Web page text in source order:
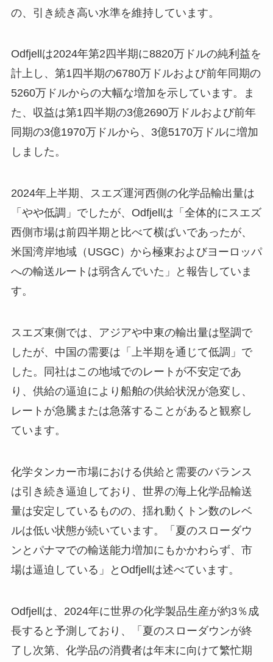
の、引き続き高い水準を維持しています。
Odfjellは2024年第2四半期に8820万ドルの純利益を
計上し、第1四半期の6780万ドルおよび前年同期の
5260万ドルからの大幅な増加を示しています。ま
た、収益は第1四半期の3億2690万ドルおよび前年
同期の3億1970万ドルから、3億5170万ドルに増加
しました。
2024年上半期、スエズ運河西側の化学品輸出量は
「やや低調」でしたが、Odfjellは「全体的にスエズ
西側市場は前四半期と比べて横ばいであったが、
米国湾岸地域（USGC）から極東およびヨーロッパ
への輸送ルートは弱含んでいた」と報告していま
す。
スエズ東側では、アジアや中東の輸出量は堅調で
したが、中国の需要は「上半期を通じて低調」で
した。同社はこの地域でのレートが不安定であ
り、供給の逼迫により船舶の供給状況が急変し、
レートが急騰または急落することがあると観察し
ています。
化学タンカー市場における供給と需要のバランス
は引き続き逼迫しており、世界の海上化学品輸送
量は安定しているものの、揺れ動くトン数のレベ
ルは低い状態が続いています。「夏のスローダウ
ンとパナマでの輸送能力増加にもかかわらず、市
場は逼迫している」とOdfjellは述べています。
Odfjellは、2024年に世界の化学製品生産が約3％成
長すると予測しており、「夏のスローダウンが終
了し次第、化学品の消費者は年末に向けて繁忙期